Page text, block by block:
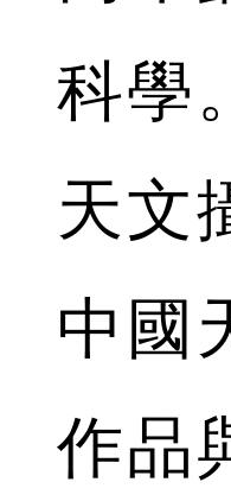
科學
天文
中國
作品